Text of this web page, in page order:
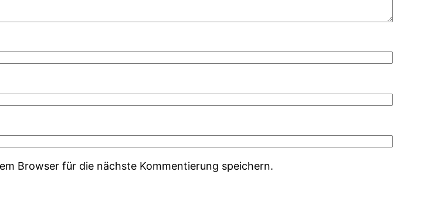
Browser für die nächste Kommentierung speichern.